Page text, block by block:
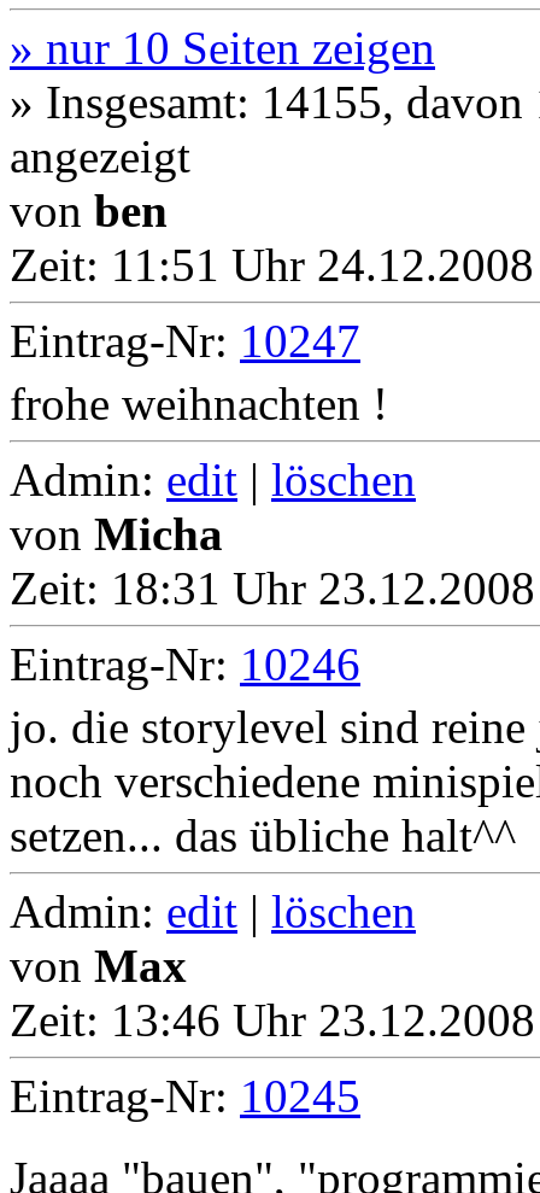
» nur 10 Seiten zeigen
» Insgesamt: 14155,
angezeigt
von ben
Zeit: 11:51 Uhr
Eintrag-Nr: 10247
frohe weihnachten !
Admin: edit | löschen
von Micha
Zeit: 18:31 Uhr
Eintrag-Nr: 10246
jo. die storylevel sind
noch verschiedene
setzen... das übliche halt^^
Admin: edit | löschen
von Max
Zeit: 13:46 Uhr
Eintrag-Nr: 10245
Jaaaa "bauen",